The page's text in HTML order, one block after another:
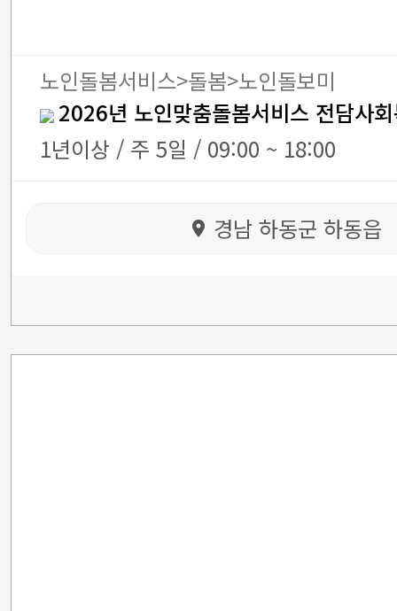
노인돌봄서비스>돌봄>노인돌보미
2026년 노인맞춤돌봄서비스 전담사
1년이상 / 주 5일 / 09:00 ~ 18:00
경남 하동군 하동읍